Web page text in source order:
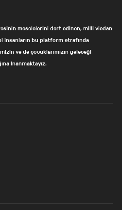
meselelerini dert edinen, milli vicdan
insanların bu platform etrafında
ve de çocuklarımızın geleceği
inanmaktayız.